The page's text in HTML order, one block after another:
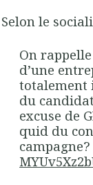
Selon le
On
d’une
totalement
du
excuse de
quid du
campagne?